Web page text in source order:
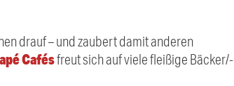
drauf – und zaubert damit anderen
Cafésfreut sich auf viele fleißige Bäcker/-